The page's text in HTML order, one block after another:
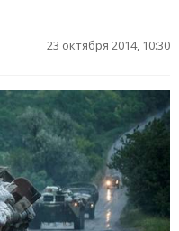
23 октября 2014, 10:30